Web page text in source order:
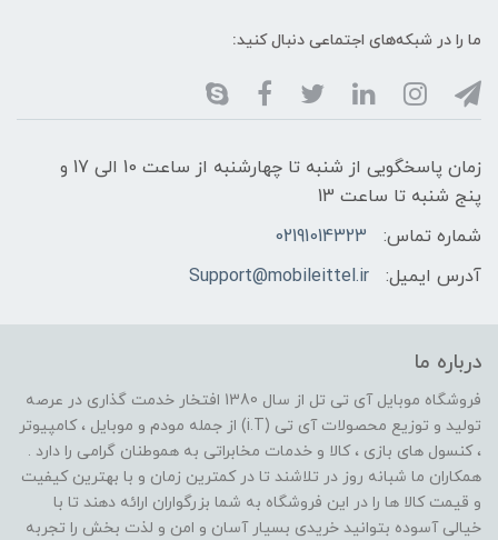
ما را در شبکه‌های اجتماعی دنبال کنید:
زمان پاسخگویی از شنبه تا چهارشنبه از ساعت 10 الی 17 و
پنج شنبه تا ساعت 13
شماره تماس:
02191014323
آدرس ایمیل:
Support@mobileittel.ir
درباره ما
فروشگاه موبایل آی تی تل از سال 1380 افتخار خدمت گذاری در عرصه
تولید و توزیع محصولات آی تی (i.T) از جمله مودم و موبایل ، کامپیوتر
، کنسول های بازی ، کالا و خدمات مخابراتی به هموطنان گرامی را دارد .
همکاران ما شبانه روز در تلاشند تا در کمترین زمان و با بهترین کیفیت
و قیمت کالا ها را در این فروشگاه به شما بزرگواران ارائه دهند تا با
خیالی آسوده بتوانید خریدی بسیار آسان و امن و لذت بخش را تجربه